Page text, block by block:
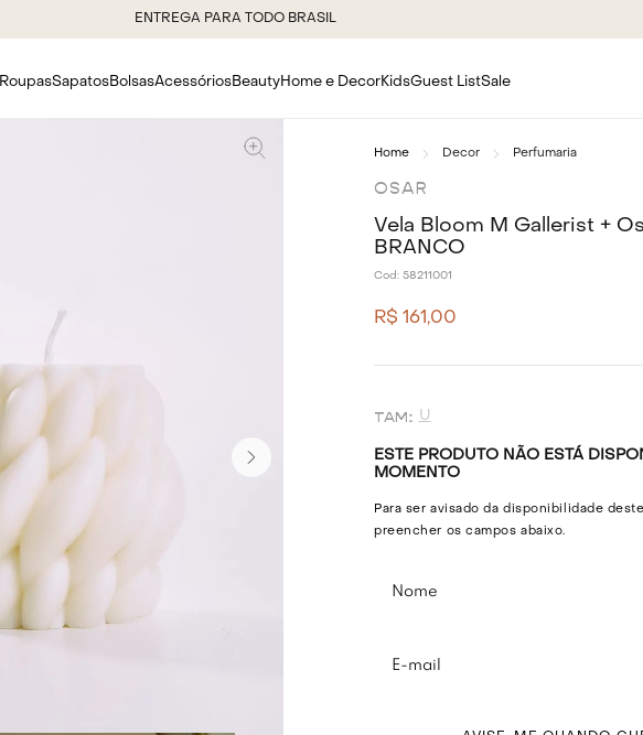
ENTREGA PARA TODO BRASIL
RoupasSapatosBolsasAcessóriosBeautyHome e DecorKidsGuest ListSale
Decor Perfumaria
OSAR
Vela Bloom M Gallerist +
BRANCO
Cod: 58211001
R$ 161 ,00
U
ESTE PRODUTO NÃO ESTÁ
MOMENTO
Para ser avisado da disponibilidade
preencher os campos abaixo.